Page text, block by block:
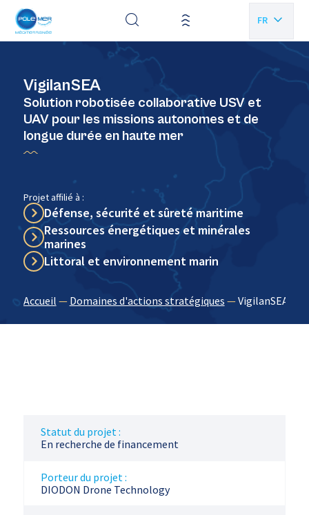
FR
VigilanSEA
Solution robotisée collaborative USV et
UAV pour les missions autonomes et de
longue durée en haute mer
Projet affilié à :
Défense, sécurité et sûreté maritime
Ressources énergétiques et minérales
marines
Littoral et environnement marin
Accueil — Domaines d'actions stratégiques —VigilanSEA
Statut du projet :
En recherche de financement
Porteur du projet :
DIODON Drone Technology
Panneau de gestion des cookies